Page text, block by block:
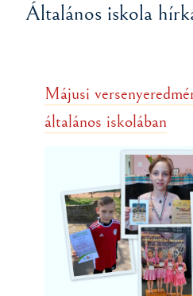
Általános iskola
Májusi
általános iskolában